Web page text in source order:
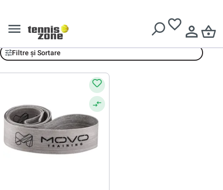
MOVO Training
Filtre și Sortare